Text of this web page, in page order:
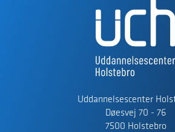
Uddannelsescenter
Døesvej 70 - 76
7500 Holstebro